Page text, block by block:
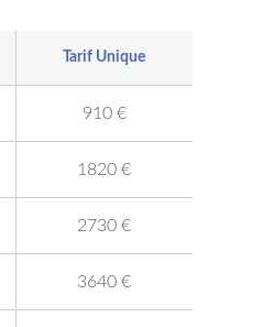
Tarif Unique
910 €
1820 €
2730 €
3640 €